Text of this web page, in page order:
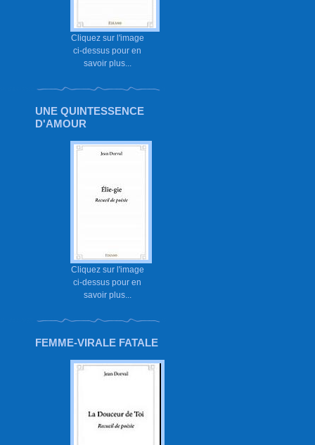
Cliquez sur l'image
ci-dessus pour en
savoir plus...
UNE QUINTESSENCE
D'AMOUR
Cliquez sur l'image
ci-dessus pour en
savoir plus...
FEMME-VIRALE FATALE